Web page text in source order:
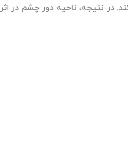
در نتیجه، ناحیه دور چشم در اثر